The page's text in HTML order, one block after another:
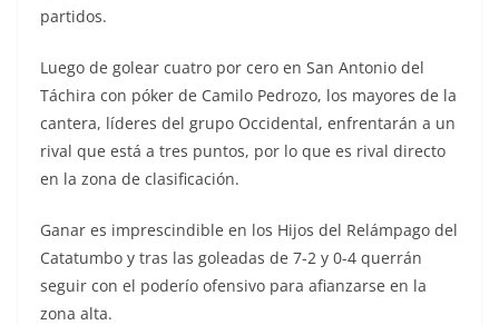
partidos.
Luego de golear cuatro por cero en San Antonio del
Táchira con póker de Camilo Pedrozo, los mayores de la
cantera, líderes del grupo Occidental, enfrentarán a un
rival que está a tres puntos, por lo que es rival directo
en la zona de clasificación.
Ganar es imprescindible en los Hijos del Relámpago del
Catatumbo y tras las goleadas de 7-2 y 0-4 querrán
seguir con el poderío ofensivo para afianzarse en la
zona alta.